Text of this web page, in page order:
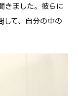
きました。彼らに
して、自分の中の